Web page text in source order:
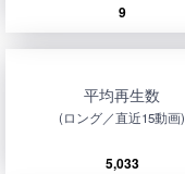
9
平均再生数
(ロング／直近15動画)
5,033